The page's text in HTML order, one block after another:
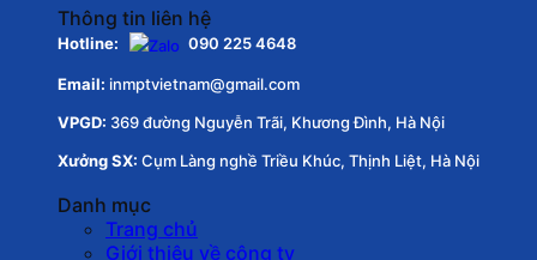
Thông tin liên hệ
Hotline: 090 225 4648
Email: inmptvietnam@gmail.com
VPGD: 369 đường Nguyễn Trãi, Khương Đình, Hà Nội
Xưởng SX: Cụm Làng nghề Triều Khúc, Thịnh Liệt, Hà Nội
Danh mục
Trang chủ
Giới thiệu về công ty